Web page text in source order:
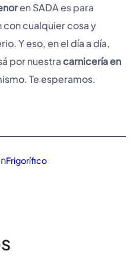
en SADA es para
con cualquier cosa y
Y eso, en el día a día,
por nuestracarnicería en
Te esperamos.
Frigorífico